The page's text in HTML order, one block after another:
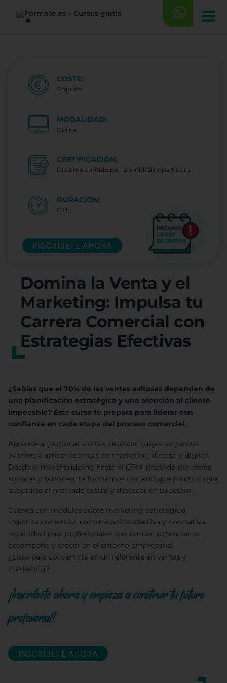
Domina la Venta y el
Marketing: Impulsa tu
Carrera Comercial con
Estrategias Efectivas
¿Sabías que el 70% de las ventas exitosas dependen de
una planificación estratégica y una atención al cliente
impecable? Este curso te prepara para liderar con
confianza en cada etapa del proceso comercial.
Aprende a gestionar ventas, resolver quejas, organizar
eventos y aplicar técnicas de marketing directo y digital.
Desde el merchandising hasta el CRM, pasando por redes
sociales y buzoneo, te formamos con enfoque práctico para
adaptarte al mercado actual y destacar en tu sector.
Cuenta con módulos sobre marketing estratégico,
logística comercial, comunicación efectiva y normativa
legal. Ideal para profesionales que buscan potenciar su
desempeño y crecer en el entorno empresarial.
¿Listo para convertirte en un referente en ventas y
marketing?
¡Inscríbete ahora y empieza a construir tu futuro
profesional!
INSCRÍBETE AHORA
COSTE:
Gratuito
MODALIDAD:
Online.
CERTIFICACIÓN:
Diploma emitido por la entidad impartidora..
DURACIÓN:
60 h.
INSCRÍBETE AHORA